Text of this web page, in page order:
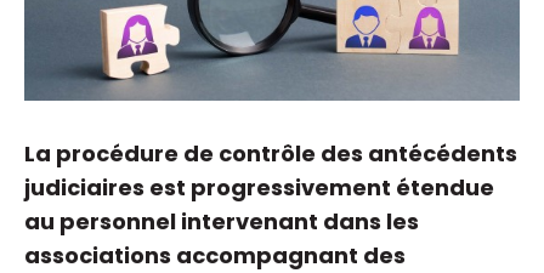
La procédure de contrôle des antécédents
judiciaires est progressivement étendue
au personnel intervenant dans les
associations accompagnant des